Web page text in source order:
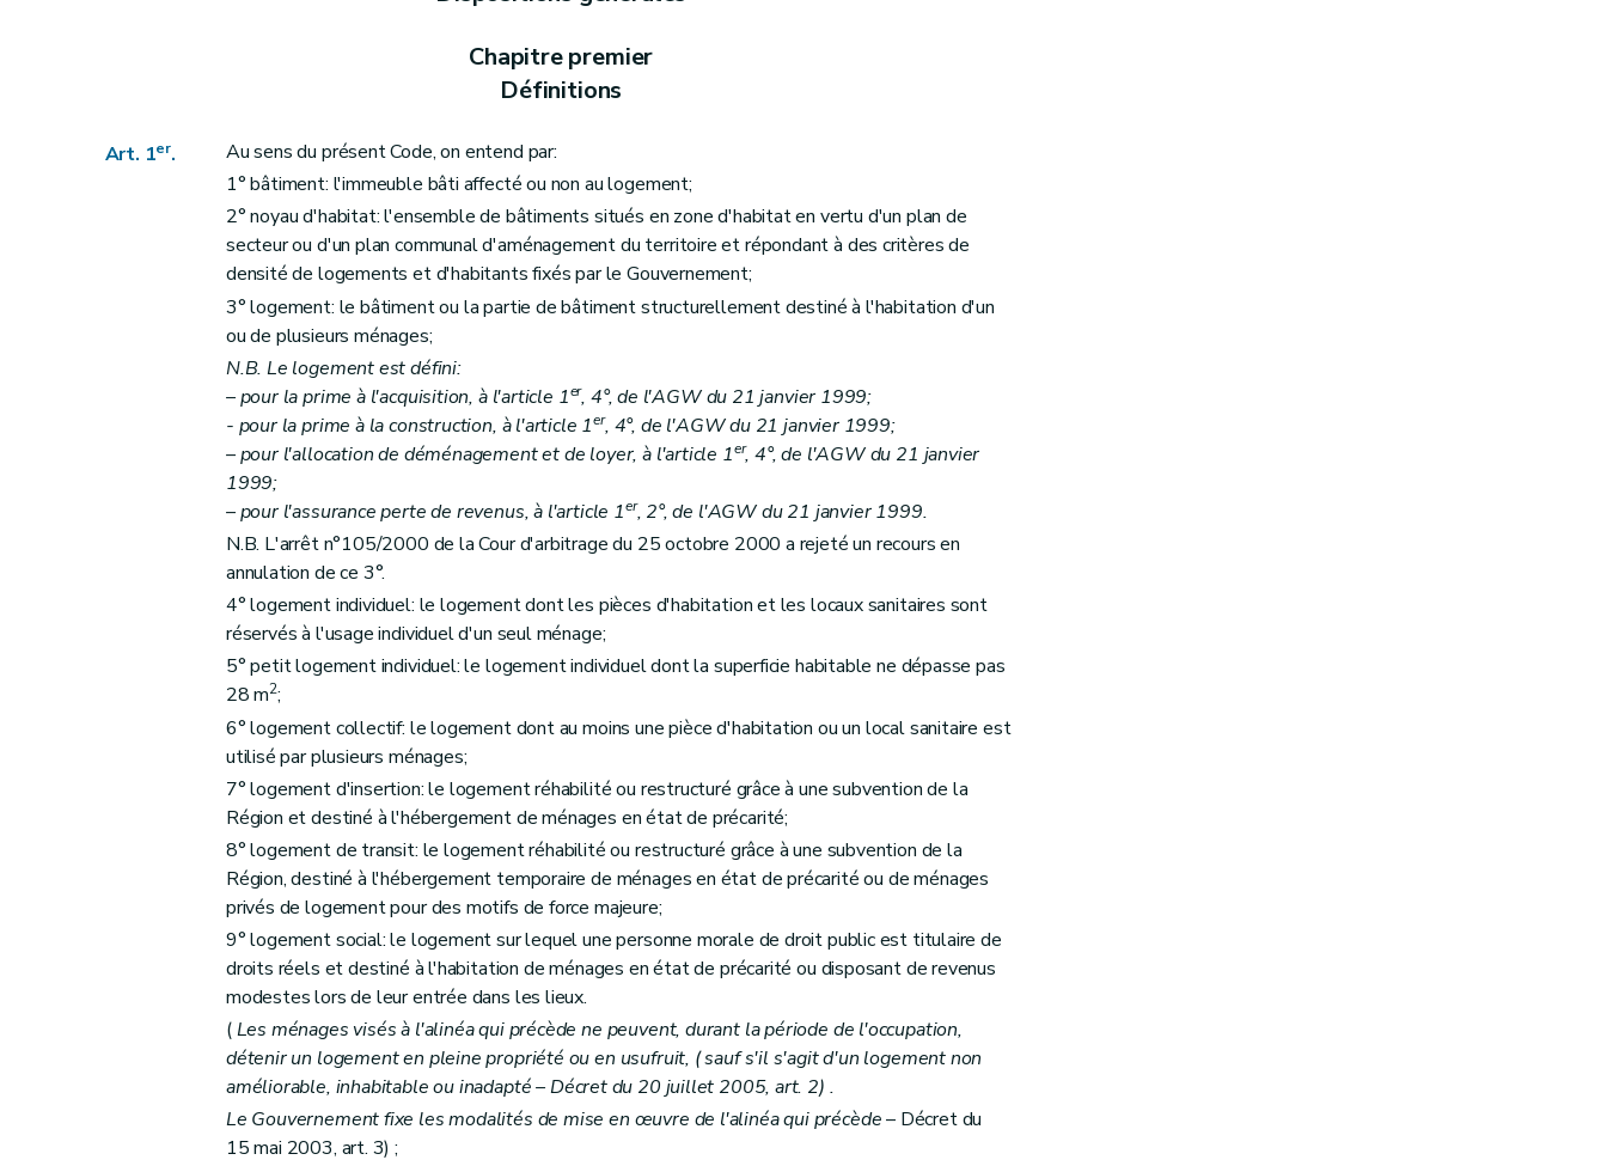
Des prescriptions particulières aux logements collectifs et aux petits logements individuels, loués ou mis en location (
Art. 10
Art. 11
Art. 12
Art. 13
Art. 13bis
Chapitre II Des aides aux personnes physiques
Section première Des opérations subsidiables
Art. 14
Art. 15
Art. 16
Art. 17
Art. 18
Art. 19
Art. 20
Art. 21
Art. 22
Section 2 Des formes d'aides
Art. 23
Section 3 Des conditions d'octroi et de calcul des aides
Art. 24
Art. 25
Section 4 De la procédure
Art. 26
Art. 27
Art. 28
Chapitre III Des aides aux personnes morales autres que les sociétés de logement de service public
Section première
Des aides au logement
Sous-section première Des catégories d'aide
Art. 29
Art. 30
Art. 31
Chapitre premier
Définitions
Art. 1er.
Au sens du présent Code, on entend par:
1° bâtiment: l'immeuble bâti affecté ou non au logement;
2° noyau d'habitat: l'ensemble de bâtiments situés en zone d'habitat en vertu d'un plan de
secteur ou d'un plan communal d'aménagement du territoire et répondant à des critères de
densité de logements et d'habitants fixés par le Gouvernement;
3° logement: le bâtiment ou la partie de bâtiment structurellement destiné à l'habitation d'un
ou de plusieurs ménages;
N.B. Le logement est défini:
– pour la prime à l'acquisition, à l'article 1er, 4°, de l'AGW du 21 janvier 1999;
- pour la prime à la construction, à l'article 1er, 4°, de l'AGW du 21 janvier 1999;
– pour l'allocation de déménagement et de loyer, à l'article 1er, 4°, de l'AGW du 21 janvier
1999;
– pour l'assurance perte de revenus, à l'article 1er, 2°, de l'AGW du 21 janvier 1999.
N.B. L'arrêt n°105/2000 de la Cour d'arbitrage du 25 octobre 2000 a rejeté un recours en
annulation de ce 3°.
4° logement individuel: le logement dont les pièces d'habitation et les locaux sanitaires sont
réservés à l'usage individuel d'un seul ménage;
5° petit logement individuel: le logement individuel dont la superficie habitable ne dépasse pas
28 m2;
6° logement collectif: le logement dont au moins une pièce d'habitation ou un local sanitaire est
utilisé par plusieurs ménages;
7° logement d'insertion: le logement réhabilité ou restructuré grâce à une subvention de la
Région et destiné à l'hébergement de ménages en état de précarité;
8° logement de transit: le logement réhabilité ou restructuré grâce à une subvention de la
Région, destiné à l'hébergement temporaire de ménages en état de précarité ou de ménages
privés de logement pour des motifs de force majeure;
9° logement social: le logement sur lequel une personne morale de droit public est titulaire de
droits réels et destiné à l'habitation de ménages en état de précarité ou disposant de revenus
modestes lors de leur entrée dans les lieux.
(Les ménages visés à l'alinéa qui précède ne peuvent, durant la période de l'occupation,
détenir un logement en pleine propriété ou en usufruit, (sauf s'il s'agit d'un logement non
améliorable, inhabitable ou inadapté– Décret du 20 juillet 2005, art. 2) .
Le Gouvernement fixe les modalités de mise en œuvre de l'alinéa qui précède– Décret du
15 mai 2003, art. 3) ;